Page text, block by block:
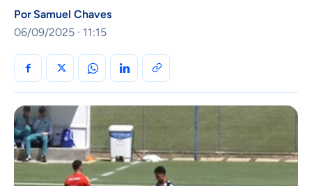
Por Samuel Chaves
06/09/2025 · 11:15